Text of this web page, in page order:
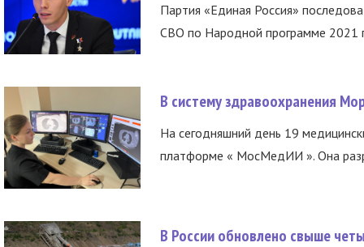
Партия «Единая Россия»
СВО по Народной программе 2021
В систему здравоохранения
На сегодняшний день 19
платформе « МосМедИИ ». Она
В России обновлено свыше